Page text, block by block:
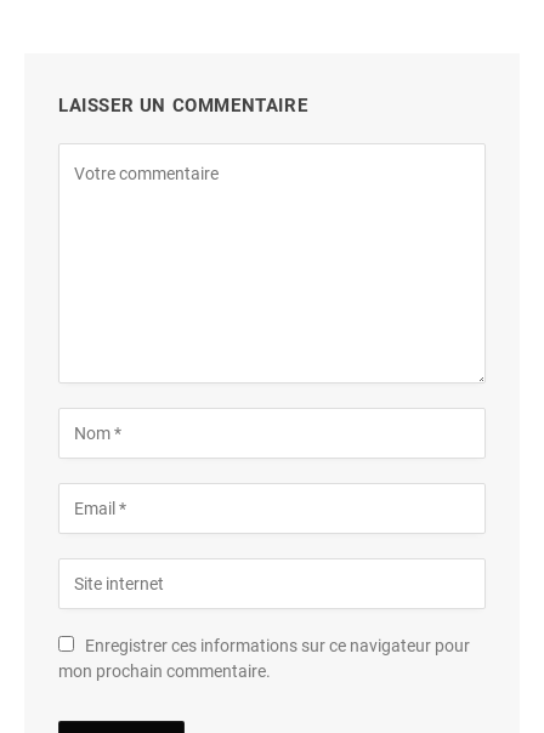
LAISSER UN COMMENTAIRE
Enregistrer ces informations sur ce navigateur pour
mon prochain commentaire.